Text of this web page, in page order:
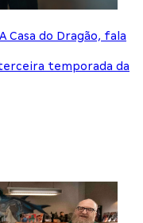
Casa do Dragão, fala
temporada da